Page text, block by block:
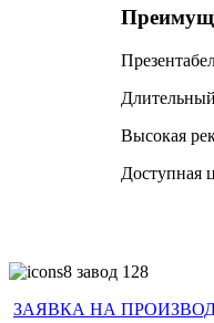
Высокая
Доступная
ЗАЯВКА НА